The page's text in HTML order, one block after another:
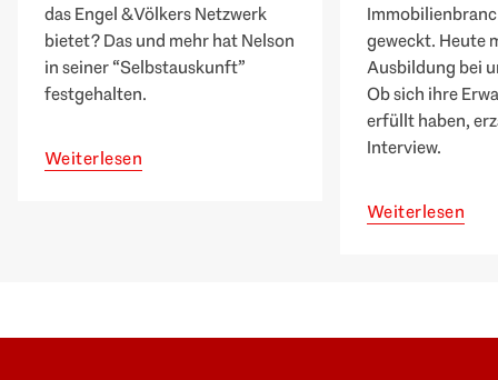
das Engel & Völkers Netzwerk
bietet? Das und mehr hat Nelson
in seiner “Selbstauskunft”
festgehalten.
Weiterlesen
geweckt. Heute
Ausbildung bei
Ob sich ihre
erfüllt haben,
Interview.
Weiterlesen